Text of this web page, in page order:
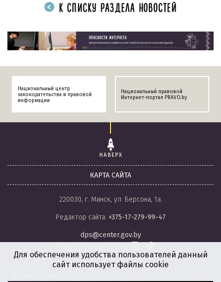
К СПИСКУ РАЗДЕЛА НОВОСТЕЙ
Национальный центр
законодательства и правовой
информации
Национальный правовой
Интернет-портал PRAVO.by
НАВЕРХ
КАРТА САЙТА
220030, г. Минск, ул. Берсона, 1а.
Редактор сайта: +375-17-279-99-47
dps@center.gov.by
Для обеспечения удобства пользователей данный
сайт использует файлы cookie